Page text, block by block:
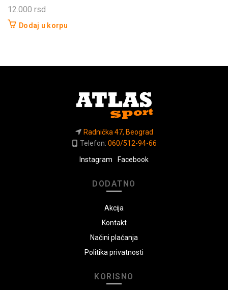
12.000 rsd
Dodaj u korpu
Radnička 47, Beograd
Telefon: 060/512-94-66
Instagram
Facebook
DODATNO
Akcija
Kontakt
Načini plaćanja
Politika privatnosti
KORISNO